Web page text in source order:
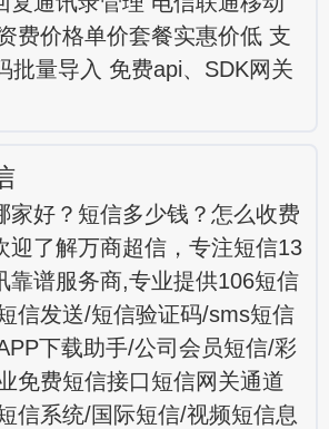
费价格单价套餐实惠价低 支
批量导入 免费api、SDK网关
家好？短信多少钱？怎么收费
迎了解万商超信，专注短信13
靠谱服务商,专业提供106短信
信发送/短信验证码/sms短信
下载助手/公司会员短信/彩
免费短信接口短信网关通道
信系统/国际短信/视频短信息